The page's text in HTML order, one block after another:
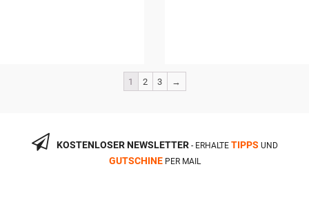
1 2 3 →
KOSTENLOSER NEWSLETTER- ERHALTE TIPPS UND
GUTSCHINEPER MAIL